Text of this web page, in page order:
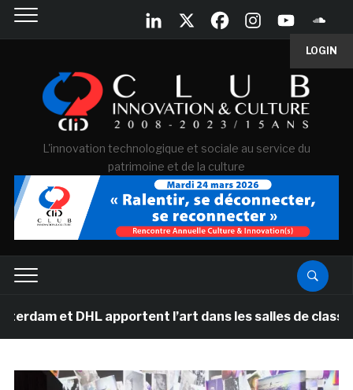
LOGIN
L'innovation technologique et sociale au service du
patrimoine et de la culture
et DHL apportent l’art dans les salles de classe des